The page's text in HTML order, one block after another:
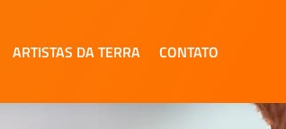
ARTISTAS DA TERRA CONTATO